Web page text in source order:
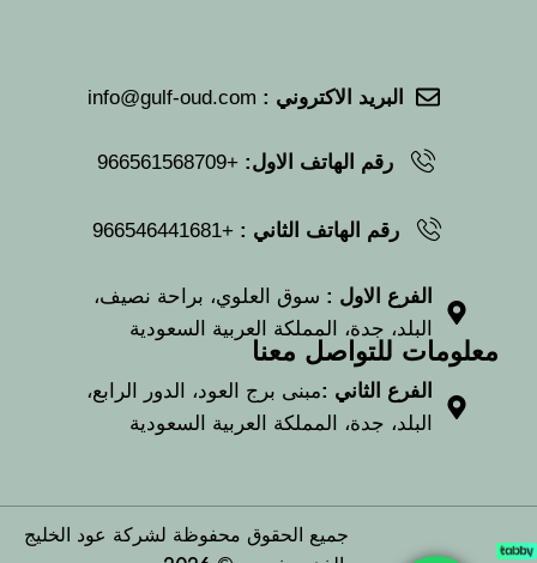
معلومات للتواصل معنا
البريد الاكتروني :
رقم الهاتف الاول: +966561568709
رقم الهاتف الثاني : +966546441681
الفرع الاول : سوق العلوي، براحة نصيف،
البلد، جدة، المملكة العربية السعودية
الفرع الثاني :مبنى برج العود، الدور الرابع،
البلد، جدة، المملكة العربية السعودية
جميع الحقوق محفوظة لشركة عود الخليج